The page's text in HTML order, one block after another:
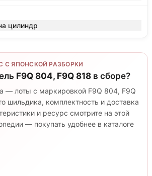
цилиндр
С ЯПОНСКОЙ РАЗБОРКИ
F9Q 804, F9Q 818 в сборе?
— лоты с маркировкой F9Q 804, F9Q
шильдика, комплектность и доставка
и ресурс смотрите на этой
— покупать удобнее в каталоге